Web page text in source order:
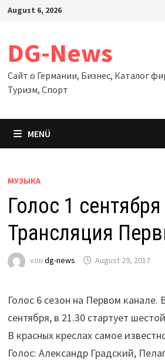
Zum
August 6, 2026
DG-News
Сайт о Германии, Бизнес, Каталог
Туризм, Спорт
MENÜ
МУЗЫКА
Голос 1
Трансляция
von dg-news August 29, 2017
Голос 6 сезон на Первом канале.
сентября, в 21.30 стартует
В красных креслах самое
Голос: Александр Градский,